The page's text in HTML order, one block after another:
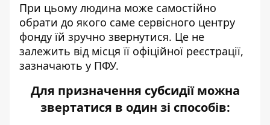
При цьому людина може самостійно
обрати до якого саме сервісного центру
фонду їй зручно звернутися. Це не
залежить від місця її офіційної реєстрації,
зазначають у ПФУ.
Для призначення субсидії можна
звертатися в один зі способів: